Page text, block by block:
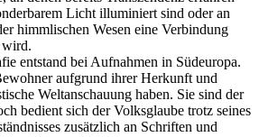
Licht illuminiert sind oder an
himmlischen Wesen eine Verbindung
wird.
entstand bei Aufnahmen in Südeuropa.
aufgrund ihrer Herkunft und
Weltanschauung haben. Sie sind der
bedient sich der Volksglaube trotz seines
zusätzlich an Schriften und